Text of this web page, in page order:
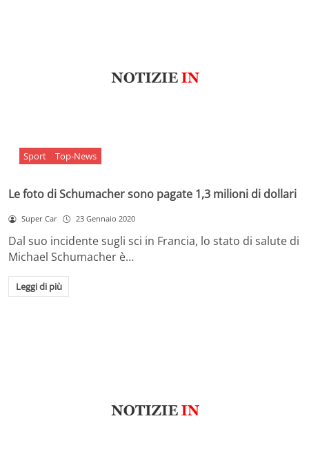
Sport Top-News
Le foto di Schumacher sono pagate 1,3 milioni di dollari
Super Car 23 Gennaio 2020
Dal suo incidente sugli sci in Francia, lo stato di salute di
Michael Schumacher è…
Leggi di più